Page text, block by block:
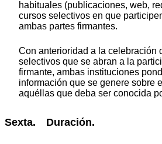
habituales (publicaciones, web,
cursos selectivos en que
ambas partes firmantes.
Con anterioridad a la celebración
selectivos que se abran a la
firmante, ambas instituciones
información que se genere sobre
aquéllas que deba ser conocida
Sexta. Duración.